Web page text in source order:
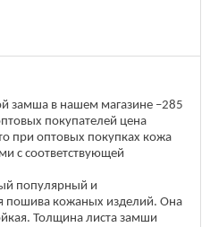
замша в нашем магазине –285
покупателей цена
при оптовых покупках кожа
с соответствующей
популярный и
пошива кожаных изделий. Она
Толщина листа замши